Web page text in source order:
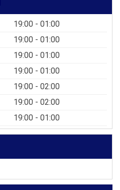
19:00 - 01:00
19:00 - 01:00
19:00 - 01:00
19:00 - 01:00
19:00 - 02:00
19:00 - 02:00
19:00 - 01:00